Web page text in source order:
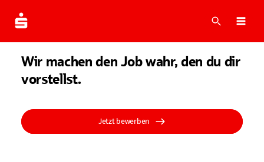
Suche
Wir machen den Job wahr, den du dir
vorstellst.
Jetzt bewerben